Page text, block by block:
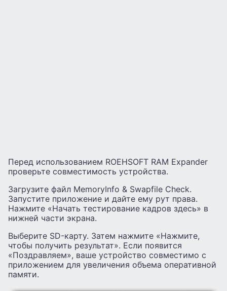
Перед использованием ROEHSOFT RAM Expander
проверьте совместимость устройства.
Загрузите файл MemoryInfo & Swapfile Check.
Запустите приложение и дайте ему рут права.
Нажмите «Начать тестирование кадров здесь» в
нижней части экрана.
Выберите SD-карту. Затем нажмите «Нажмите,
чтобы получить результат». Если появится
«Поздравляем», ваше устройство совместимо с
приложением для увеличения объема оперативной
памяти.